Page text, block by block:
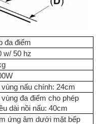
đa điểm
w/ 50 hz
vùng nấu chính: 24cm
vùng đa điểm cho phép
dài nồi nấu: 40cm
ứng âm dưới mặt bếp